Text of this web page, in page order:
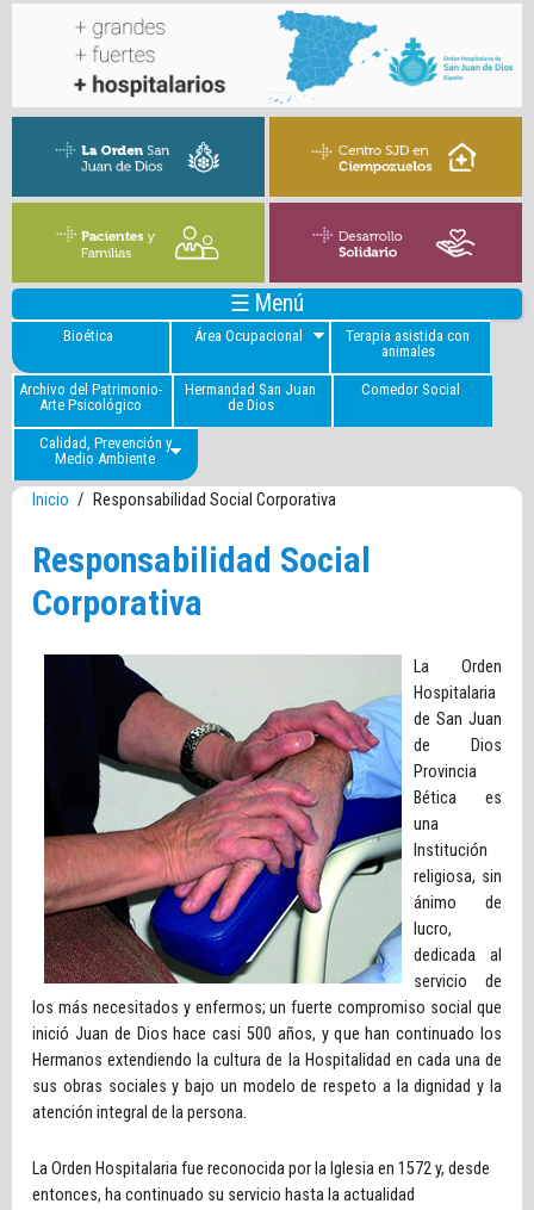
☰ Menú
Bioética Área Ocupacional
Terapia asistida con
animales
Archivo del Patrimonio-
Arte Psicológico
Hermandad San Juan
de Dios
Comedor Social
Calidad, Prevención y
Medio Ambiente
Inicio / Responsabilidad Social Corporativa
Responsabilidad Social
Corporativa
La Orden
Hospitalaria
de San Juan
de Dios
Provincia
Bética es
una
Institución
religiosa, sin
ánimo de
lucro,
dedicada al
servicio de
los más necesitados y enfermos; un fuerte compromiso social que
inició Juan de Dios hace casi 500 años, y que han continuado los
Hermanos extendiendo la cultura de la Hospitalidad en cada una de
sus obras sociales y bajo un modelo de respeto a la dignidad y la
atención integral de la persona.
La Orden Hospitalaria fue reconocida por la Iglesia en 1572 y, desde
entonces, ha continuado su servicio hasta la actualidad